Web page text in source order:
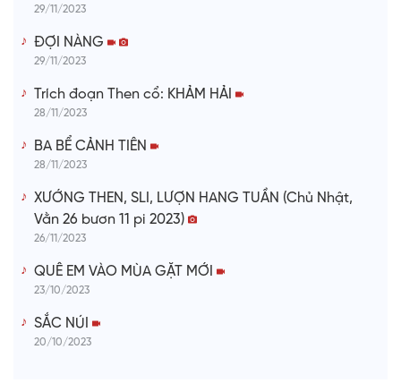
29/11/2023
ĐỢI NÀNG
29/11/2023
Trích đoạn Then cổ: KHẢM HẢI
28/11/2023
BA BỂ CẢNH TIÊN
28/11/2023
XƯỚNG THEN, SLI, LƯỢN HANG TUẦN (Chủ Nhật,
Vằn 26 bươn 11 pi 2023)
26/11/2023
QUÊ EM VÀO MÙA GẶT MỚI
23/10/2023
SẮC NÚI
20/10/2023